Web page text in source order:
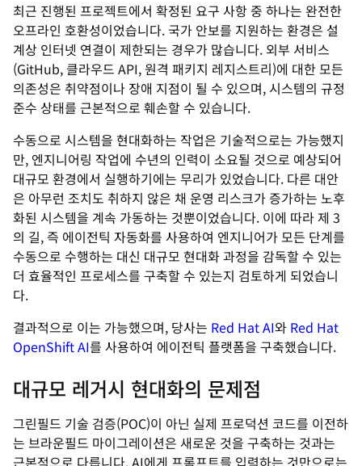
최근 진행된 프로젝트에서 확정된 요구 사항 중 하나는 완전한
오프라인 호환성이었습니다. 국가 안보를 지원하는 환경은 설
계상 인터넷 연결이 제한되는 경우가 많습니다. 외부 서비스
(GitHub, 클라우드 API, 원격 패키지 레지스트리)에 대한 모든
의존성은 취약점이나 장애 지점이 될 수 있으며, 시스템의 규정
준수 상태를 근본적으로 훼손할 수 있습니다.
수동으로 시스템을 현대화하는 작업은 기술적으로는 가능했지
만, 엔지니어링 작업에 수년의 인력이 소요될 것으로 예상되어
대규모 환경에서 실행하기에는 무리가 있었습니다. 다른 대안
은 아무런 조치도 취하지 않은 채 운영 리스크가 증가하는 노후
화된 시스템을 계속 가동하는 것뿐이었습니다. 이에 따라 제 3
의 길, 즉 에이전틱 자동화를 사용하여 엔지니어가 모든 단계를
수동으로 수행하는 대신 대규모 현대화 과정을 감독할 수 있는
더 효율적인 프로세스를 구축할 수 있는지 검토하게 되었습니
다.
결과적으로 이는 가능했으며, 당사는 Red Hat AI와 Red Hat
OpenShift AI를 사용하여 에이전틱 플랫폼을 구축했습니다.
대규모 레거시 현대화의 문제점
그린필드 기술 검증(POC)이 아닌 실제 프로덕션 코드를 이전하
는 브라운필드 마이그레이션은 새로운 것을 구축하는 것과는
근본적으로 다릅니다. AI에게 프롬프트를 입력하는 것만으로는